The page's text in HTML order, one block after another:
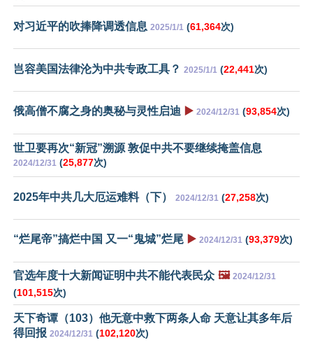
对习近平的吹捧降调透信息 2025/1/1 (61,364次)
岂容美国法律沦为中共专政工具？ 2025/1/1 (22,441次)
俄高僧不腐之身的奥秘与灵性启迪 ▶️ 2024/12/31 (93,854次)
世卫要再次“新冠”溯源 敦促中共不要继续掩盖信息
2024/12/31 (25,877次)
2025年中共几大厄运难料（下） 2024/12/31 (27,258次)
“烂尾帝”搞烂中国 又一“鬼城”烂尾 ▶️ 2024/12/31 (93,379次)
官选年度十大新闻证明中共不能代表民众 🖼️ 2024/12/31
(101,515次)
天下奇谭（103）他无意中救下两条人命 天意让其多年后
得回报 2024/12/31 (102,120次)